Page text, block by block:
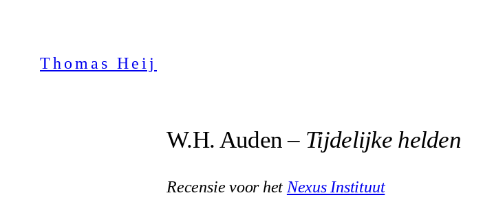
Thomas Heij
W.H. Auden – Tijdelijke helden
Recensie voor het Nexus Instituut